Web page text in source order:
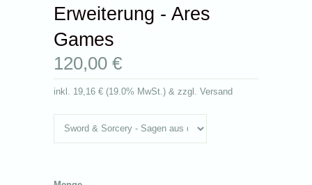
Erweiterung - Ares
Games
120,00 €
inkl. 19,16 € (19.0% MwSt.) & zzgl. Versand